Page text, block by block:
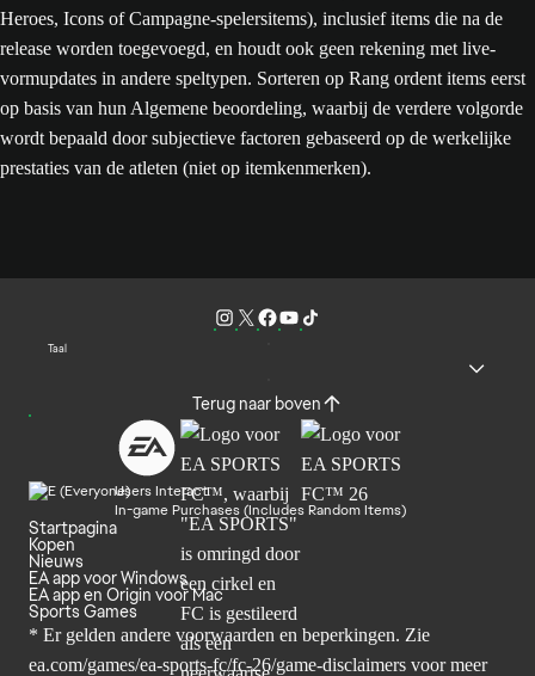
Heroes, Icons of Campagne-spelersitems), inclusief items die na de
release worden toegevoegd, en houdt ook geen rekening met live-
vormupdates in andere speltypen. Sorteren op Rang ordent items eerst
op basis van hun Algemene beoordeling, waarbij de verdere volgorde
wordt bepaald door subjectieve factoren gebaseerd op de werkelijke
prestaties van de atleten (niet op itemkenmerken).
Taal
Terug naar boven
Users Interact
In-game Purchases (Includes Random Items)
Startpagina
Kopen
Nieuws
EA app voor Windows
EA app en Origin voor Mac
Sports Games
* Er gelden andere voorwaarden en beperkingen. Zie
ea.com/games/ea-sports-fc/fc-26/game-disclaimers voor meer